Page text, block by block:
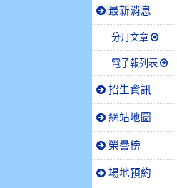
最新消息
分月文章
電子報列表
招生資訊
網站地圖
榮譽榜
場地預約